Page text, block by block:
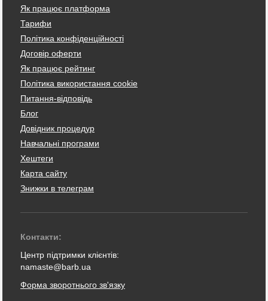
Як працює платформа
Тарифи
Політика конфіденційності
Договір оферти
Як працює рейтинг
Політика використання cookie
Питання-відповідь
Блог
Довідник процедур
Навчальні програми
Хештеги
Карта сайту
Знижки в телеграм
Контакти:
Центр підтримки клієнтів:
namaste@barb.ua
Форма зворотнього зв'язку